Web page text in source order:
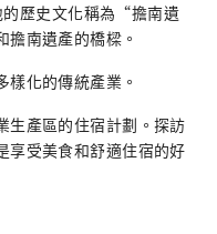
歷史文化稱為“擔南遺
南遺產的橋樑。
樣化的傳統產業。
生產區的住宿計劃。探訪
享受美食和舒適住宿的好